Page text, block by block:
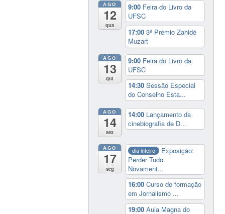
AGO
12
qua
9:00 Feira do Livro da
UFSC
17:003º Prêmio Zahidé
Muzart
AGO
13
qui
9:00 Feira do Livro da
UFSC
14:30Sessão Especial
do Conselho Esta...
AGO
14
sex
14:00 Lançamento da
cinebiografia de D...
AGO
17
seg
dia inteiro
Exposição:
Perder Tudo.
Novament...
16:00Curso de formação
em Jornalismo ...
19:00Aula Magna do